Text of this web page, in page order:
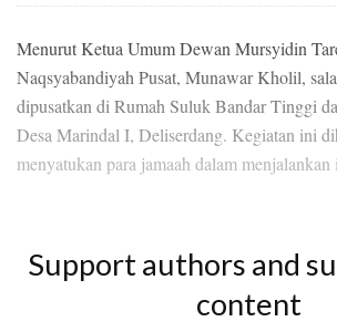
Menurut Ketua Umum Dewan Mursyidin
Naqsyabandiyah Pusat, Munawar Kholil,
dipusatkan di Rumah Suluk Bandar Tinggi
Desa Marindal I, Deliserdang. Kegiatan ini
menyatukan para jamaah dalam menjalankan
Support authors and
content